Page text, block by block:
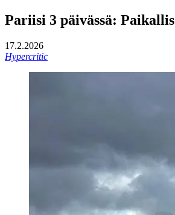
Pariisi 3 päivässä:
17.2.2026
Hypercritic